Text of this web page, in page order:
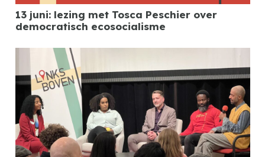
13 juni: lezing met Tosca Peschier over
democratisch ecosocialisme